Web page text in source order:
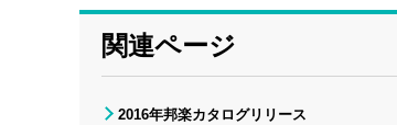
関連ページ
2016年邦楽カタログリリース